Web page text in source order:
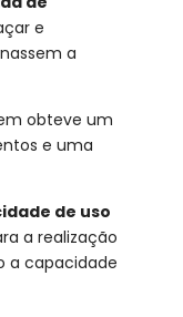
e
a
obteve um
e uma
de uso
a realização
a capacidade